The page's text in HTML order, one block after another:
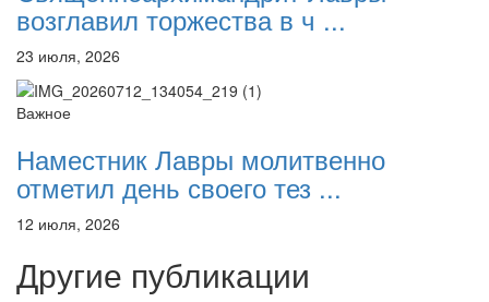
возглавил торжества в ч ...
23 июля, 2026
Важное
Наместник Лавры молитвенно
отметил день своего тез ...
12 июля, 2026
Другие публикации